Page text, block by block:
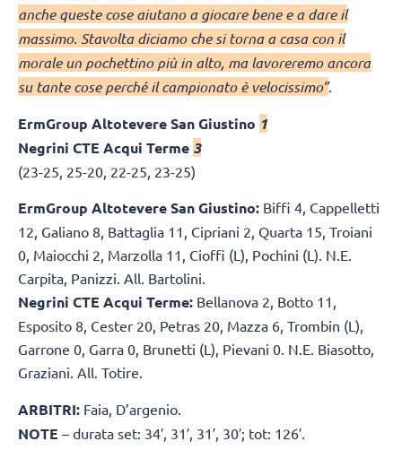
anche queste cose aiutano a giocare bene e a dare il
massimo. Stavolta diciamo che si torna a casa con il
morale un pochettino più in alto, ma lavoreremo ancora
su tante cose perché il campionato è velocissimo”.
ErmGroup Altotevere San Giustino 1
Negrini CTE Acqui Terme 3
(23-25, 25-20, 22-25, 23-25)
ErmGroup Altotevere San Giustino: Biffi 4, Cappelletti
12, Galiano 8, Battaglia 11, Cipriani 2, Quarta 15, Troiani
0, Maiocchi 2, Marzolla 11, Cioffi (L), Pochini (L). N.E.
Carpita, Panizzi. All. Bartolini.
Negrini CTE Acqui Terme: Bellanova 2, Botto 11,
Esposito 8, Cester 20, Petras 20, Mazza 6, Trombin (L),
Garrone 0, Garra 0, Brunetti (L), Pievani 0. N.E. Biasotto,
Graziani. All. Totire.
ARBITRI: Faia, D’argenio.
NOTE – durata set: 34′, 31′, 31′, 30′; tot: 126′.